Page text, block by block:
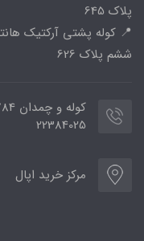
پلاک 645
📍 کوله پشتی آرکتیک
ششم پلاک 626
22384025
مرکز خرید اپال